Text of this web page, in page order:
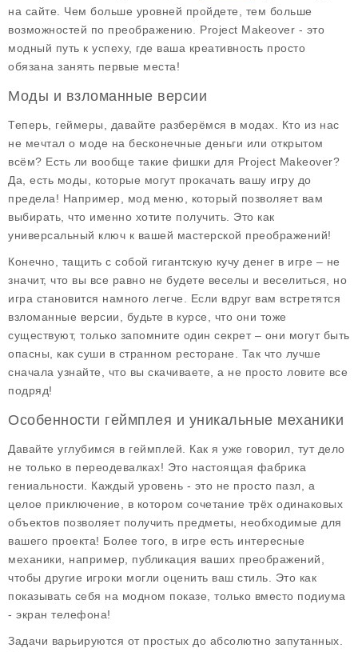
на сайте. Чем больше уровней пройдете, тем больше
возможностей по преображению. Project Makeover - это
модный путь к успеху, где ваша креативность просто
обязана занять первые места!
Моды и взломанные версии
Теперь, геймеры, давайте разберёмся в модах. Кто из нас
не мечтал о моде на бесконечные деньги или открытом
всём? Есть ли вообще такие фишки для Project Makeover?
Да, есть моды, которые могут прокачать вашу игру до
предела! Например, мод меню, который позволяет вам
выбирать, что именно хотите получить. Это как
универсальный ключ к вашей мастерской преображений!
Конечно, тащить с собой гигантскую кучу денег в игре – не
значит, что вы все равно не будете веселы и веселиться, но
игра становится намного легче. Если вдруг вам встретятся
взломанные версии, будьте в курсе, что они тоже
существуют, только запомните один секрет – они могут быть
опасны, как суши в странном ресторане. Так что лучше
сначала узнайте, что вы скачиваете, а не просто ловите все
подряд!
Особенности геймплея и уникальные механики
Давайте углубимся в геймплей . Как я уже говорил, тут дело
не только в переодевалках! Это настоящая фабрика
гениальности. Каждый уровень - это не просто пазл, а
целое приключение, в котором сочетание трёх одинаковых
объектов позволяет получить предметы, необходимые для
вашего проекта! Более того, в игре есть интересные
механики, например, публикация ваших преображений,
чтобы другие игроки могли оценить ваш стиль. Это как
показывать себя на модном показе, только вместо подиума
- экран телефона!
Задачи варьируются от простых до абсолютно запутанных.